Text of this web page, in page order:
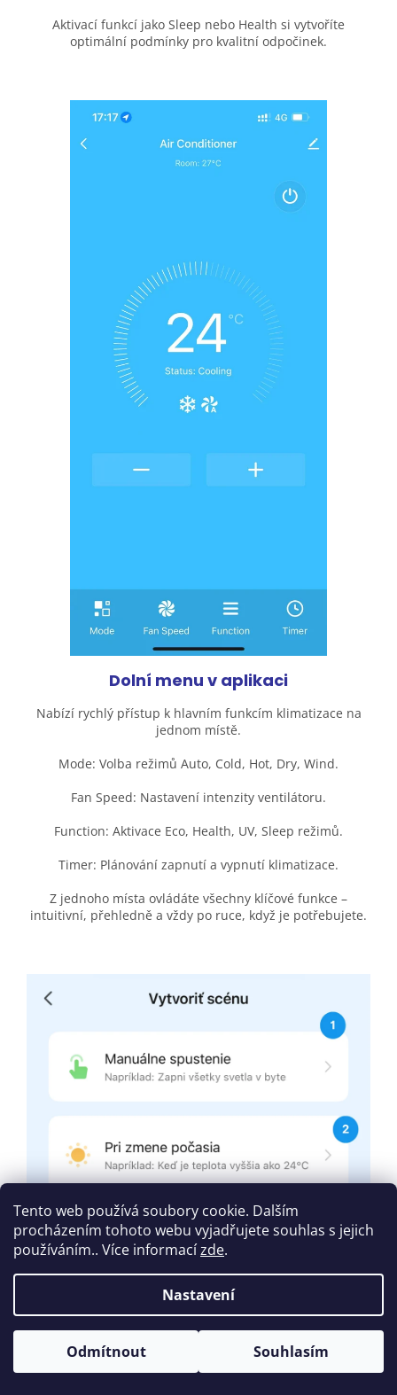
Tento web používá soubory cookie. Dalším
procházením tohoto webu vyjadřujete souhlas s jejich
používáním.. Více informacízde.
Nastavení
Odmítnout Souhlasím
Aktivací funkcí jako Sleep nebo Health si vytvoříte
optimální podmínky pro kvalitní odpočinek.
Dolní menu v aplikaci
Nabízí rychlý přístup k hlavním funkcím klimatizace na
jednom místě.
Mode: Volba režimů Auto, Cold, Hot, Dry, Wind.
Fan Speed: Nastavení intenzity ventilátoru.
Function: Aktivace Eco, Health, UV, Sleep režimů.
Timer: Plánování zapnutí a vypnutí klimatizace.
Z jednoho místa ovládáte všechny klíčové funkce –
intuitivní, přehledně a vždy po ruce, když je potřebujete.